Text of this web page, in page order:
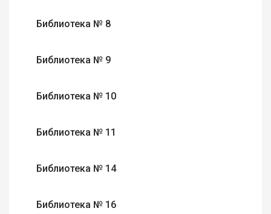
Библиотека № 8
Библиотека № 9
Библиотека № 10
Библиотека № 11
Библиотека № 14
Библиотека № 16